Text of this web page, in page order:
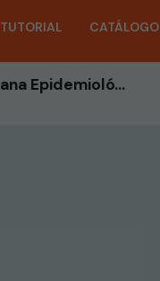
TUTORIAL CATÁLOGO
22- Incidências Por Bairro - Ano 2022 - 22ª Semana Epidemiológica